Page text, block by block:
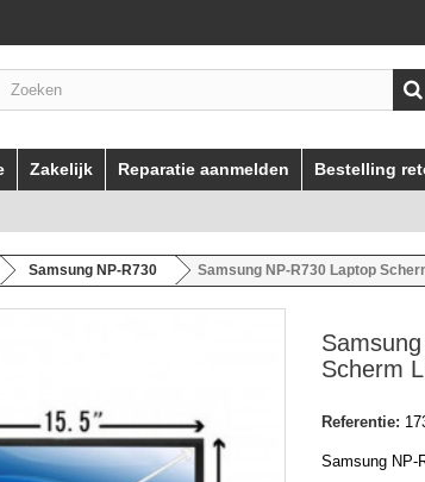
Zakelijk Reparatie aanmelden Bestelling
Samsung NP-R730 Samsung NP-R730 Laptop
Scherm
Referentie:
Samsung NP-